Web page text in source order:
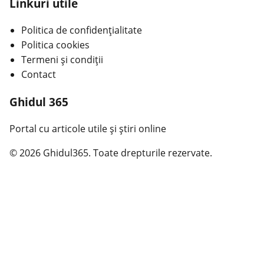
Linkuri utile
Politica de confidențialitate
Politica cookies
Termeni și condiții
Contact
Ghidul 365
Portal cu articole utile și știri online
© 2026 Ghidul365. Toate drepturile rezervate.